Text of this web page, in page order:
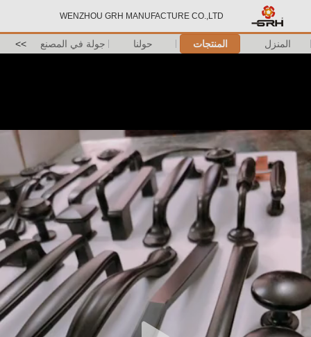
WENZHOU GRH MANUFACTURE CO.,LTD
المنزل المنتجات حولنا جولة في المصنع >>